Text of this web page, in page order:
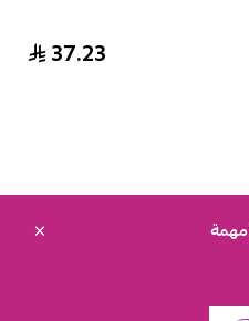
37.23
مهمة